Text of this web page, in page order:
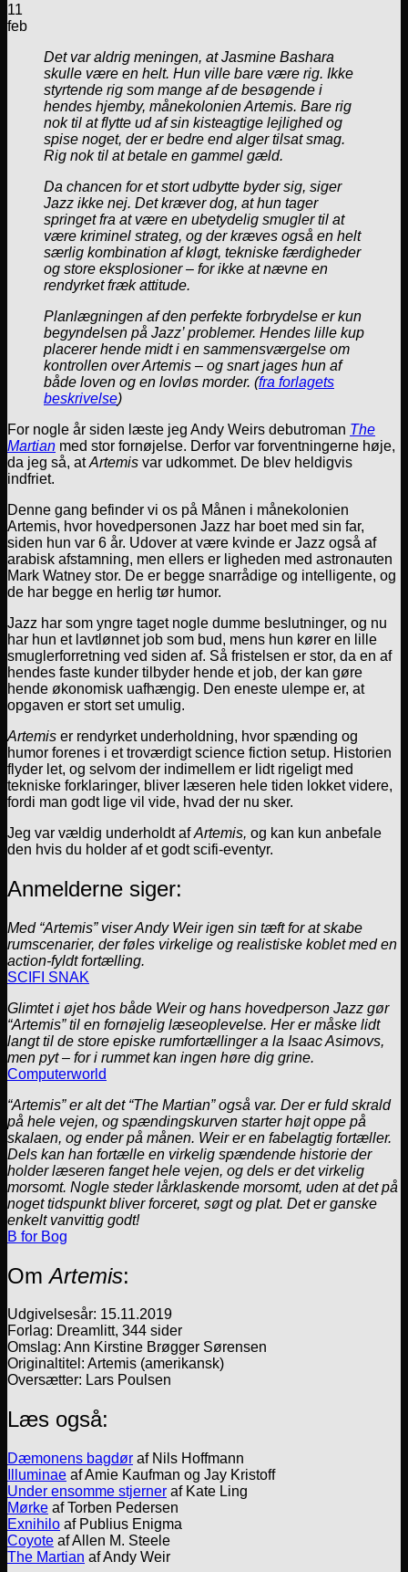
11
feb
Det var aldrig meningen, at Jasmine Bashara
skulle være en helt. Hun ville bare være rig. Ikke
styrtende rig som mange af de besøgende i
hendes hjemby, månekolonien Artemis. Bare rig
nok til at flytte ud af sin kisteagtige lejlighed og
spise noget, der er bedre end alger tilsat smag.
Rig nok til at betale en gammel gæld.
Da chancen for et stort udbytte byder sig, siger
Jazz ikke nej. Det kræver dog, at hun tager
springet fra at være en ubetydelig smugler til at
være kriminel strateg, og der kræves også en helt
særlig kombination af kløgt, tekniske færdigheder
og store eksplosioner – for ikke at nævne en
rendyrket fræk attitude.
Planlægningen af den perfekte forbrydelse er kun
begyndelsen på Jazz’ problemer. Hendes lille kup
placerer hende midt i en sammensværgelse om
kontrollen over Artemis – og snart jages hun af
både loven og en lovløs morder. (fra forlagets
beskrivelse)
For nogle år siden læste jeg Andy Weirs debutroman The
Martian med stor fornøjelse. Derfor var forventningerne høje,
da jeg så, atArtemis var udkommet. De blev heldigvis
indfriet.
Denne gang befinder vi os på Månen i månekolonien
Artemis, hvor hovedpersonen Jazz har boet med sin far,
siden hun var 6 år. Udover at være kvinde er Jazz også af
arabisk afstamning, men ellers er ligheden med astronauten
Mark Watney stor. De er begge snarrådige og intelligente, og
de har begge en herlig tør humor.
Jazz har som yngre taget nogle dumme beslutninger, og nu
har hun et lavtlønnet job som bud, mens hun kører en lille
smuglerforretning ved siden af. Så fristelsen er stor, da en af
hendes faste kunder tilbyder hende et job, der kan gøre
hende økonomisk uafhængig. Den eneste ulempe er, at
opgaven er stort set umulig.
Artemis er rendyrket underholdning, hvor spænding og
humor forenes i et troværdigt science fiction setup. Historien
flyder let, og selvom der indimellem er lidt rigeligt med
tekniske forklaringer, bliver læseren hele tiden lokket videre,
fordi man godt lige vil vide, hvad der nu sker.
Jeg var vældig underholdt afArtemis, og kan kun anbefale
den hvis du holder af et godt scifi-eventyr.
Anmelderne siger:
Med “Artemis” viser Andy Weir igen sin tæft for at skabe
rumscenarier, der føles virkelige og realistiske koblet med en
action-fyldt fortælling.
SCIFI SNAK
Glimtet i øjet hos både Weir og hans hovedperson Jazz gør
“Artemis” til en fornøjelig læseoplevelse. Her er måske lidt
langt til de store episke rumfortællinger a la Isaac Asimovs,
men pyt – for i rummet kan ingen høre dig grine.
Computerworld
“Artemis” er alt det “The Martian” også var. Der er fuld skrald
på hele vejen, og spændingskurven starter højt oppe på
skalaen, og ender på månen. Weir er en fabelagtig fortæller.
Dels kan han fortælle en virkelig spændende historie der
holder læseren fanget hele vejen, og dels er det virkelig
morsomt. Nogle steder lårklaskende morsomt, uden at det på
noget tidspunkt bliver forceret, søgt og plat. Det er ganske
enkelt vanvittig godt!
B for Bog
OmArtemis:
Udgivelsesår: 15.11.2019
Forlag: Dreamlitt, 344 sider
Omslag: Ann Kirstine Brøgger Sørensen
Originaltitel: Artemis (amerikansk)
Oversætter: Lars Poulsen
Læs også:
Dæmonens bagdør af Nils Hoffmann
Illuminae af Amie Kaufman og Jay Kristoff
Under ensomme stjerner af Kate Ling
Mørke af Torben Pedersen
Exnihilo af Publius Enigma
Coyote af Allen M. Steele
The Martian af Andy Weir